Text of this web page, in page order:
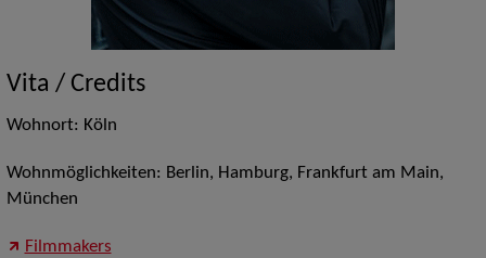
Vita / Credits
Wohnort: Köln
Wohnmöglichkeiten: Berlin, Hamburg, Frankfurt am Main,
München
Filmmakers